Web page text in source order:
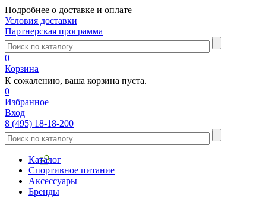
Подробнее о доставке и оплате
Условия доставки
Партнерская программа
0
Корзина
К сожалению, ваша корзина пуста.
0
Избранное
Вход
8 (495) 18-18-200
Каталог
Спортивное питание
Аксессуары
Бренды